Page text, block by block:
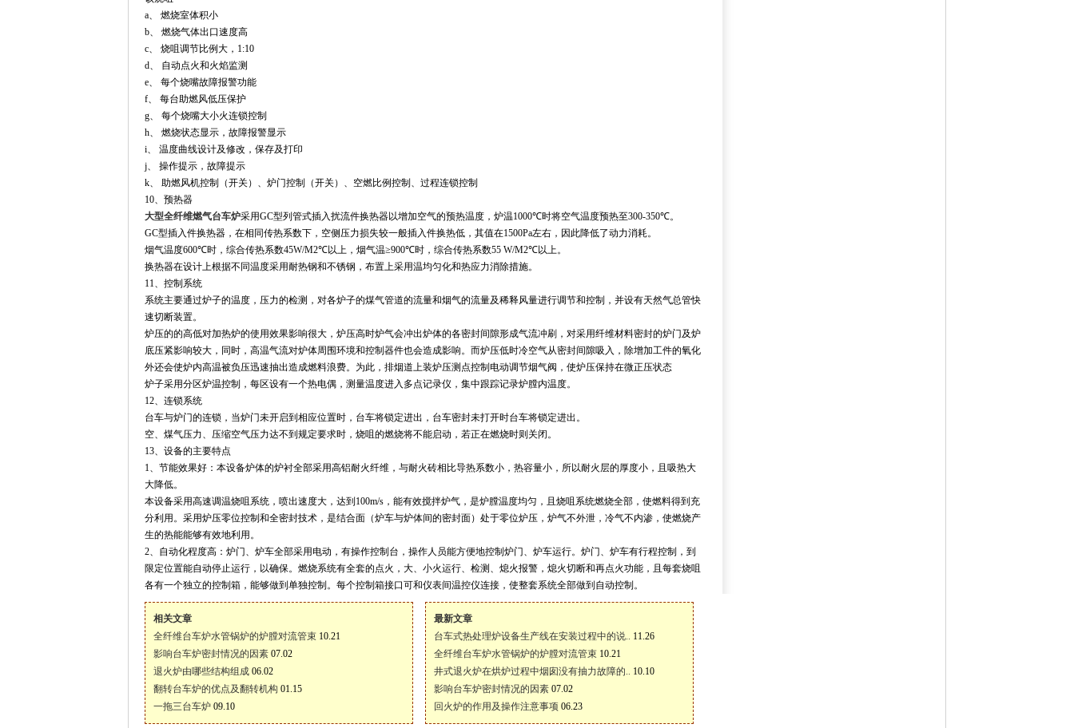
a 、 燃烧室体积小
b 、 燃烧气体出口速度高
c 、 烧咀调节比例大， 1:10
d 、 自动点火和火焰监测
e 、 每个烧嘴故障报警功能
f 、 每台助燃风低压保护
g 、 每个烧嘴大小火连锁控制
h 、 燃烧状态显示，故障报警显示
i 、 温度曲线设计及修改，保存及打印
j 、 操作提示，故障提示
k 、 助燃风机控制（开关）、炉门控制（开关）、空燃比例控制、过程连锁控制
10 、预热器
大型全纤维燃气台车炉采用GC型列管式插入扰流件换热器以增加空气的预热温度，炉温1000℃时将空气温度预热至300-350℃。
GC型插入件换热器，在相同传热系数下，空侧压力损失较一般插入件换热低，其值在1500Pa左右，因此降低了动力消耗。
烟气温度600℃时，综合传热系数45W/M2℃以上，烟气温≥900℃时，综合传热系数55 W/M2℃以上。
换热器在设计上根据不同温度采用耐热钢和不锈钢，布置上采用温均匀化和热应力消除措施。
11
、控制系统
系统主要通过炉子的温度，压力的检测，对各炉子的煤气管道的流量和烟气的流量及稀释风量进行调节和控制，并设有天然气总管快
速切断装置。
炉压的的高低对加热炉的使用效果影响很大，炉压高时炉气会冲出炉体的各密封间隙形成气流冲刷，对采用纤维材料密封的炉门及炉
底压紧影响较大，同时，高温气流对炉体周围环境和控制器件也会造成影响。而炉压低时冷空气从密封间隙吸入，除增加工件的氧化
外还会使炉内高温被负压迅速抽出造成燃料浪费。为此，排烟道上装炉压测点控制电动调节烟气阀，使炉压保持在微正压状态
炉子采用分区炉温控制，每区设有一个热电偶，测量温度进入多点记录仪，集中跟踪记录炉膛内温度。
12 、连锁系统
台车与炉门的连锁，当炉门未开启到相应位置时，台车将锁定进出，台车密封未打开时台车将锁定进出。
空、煤气压力、压缩空气压力达不到规定要求时，烧咀的燃烧将不能启动，若正在燃烧时则关闭。
13 、设备的主要特点
1
、节能效果好：本设备炉体的炉衬全部采用高铝耐火纤维，与耐火砖相比导热系数小，热容量小，所以耐火层的厚度小，且吸热大
大降低。
本设备采用高速调温烧咀系统，喷出速度大，达到100m/s ，能有效搅拌炉气，是炉膛温度均匀，且烧咀系统燃烧全部 ，使燃料得到充
分利用。采用炉压零位控制和全密封技术，是结合面（炉车与炉体间的密封面）处于零位炉压，炉气不外泄，冷气不内渗，使燃烧产
生的热能能够有效地利用。
2 、自动化程度高：炉门、炉车全部采用电动，有操作控制台，操作人员能方便地控制炉门、炉车运行。炉门、炉车有行程控制，到
限定位置能自动停止运行，以确保。燃烧系统有全套的点火，大、小火运行、检测、熄火报警，熄火切断和再点火功能，且每套烧咀
各有一个独立的控制箱，能够做到单独控制。每个控制箱接口可和仪表间温控仪连接，使整套系统全部做到自动控制。
相关文章
全纤维台车炉水管锅炉的炉膛对流管束 10.21
影响台车炉密封情况的因素 07.02
退火炉由哪些结构组成 06.02
翻转台车炉的优点及翻转机构 01.15
一拖三台车炉 09.10
最新文章
台车式热处理炉设备生产线在安装过程中的说..
11.26
全纤维台车炉水管锅炉的炉膛对流管束 10.21
井式退火炉在烘炉过程中烟囱没有抽力故障的..
10.10
影响台车炉密封情况的因素 07.02
回火炉的作用及操作注意事项 06.23